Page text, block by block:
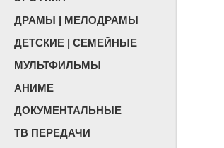
ДРАМЫ | МЕЛОДРАМЫ
ДЕТСКИЕ | СЕМЕЙНЫЕ
МУЛЬТФИЛЬМЫ
АНИМЕ
ДОКУМЕНТАЛЬНЫЕ
ТВ ПЕРЕДАЧИ